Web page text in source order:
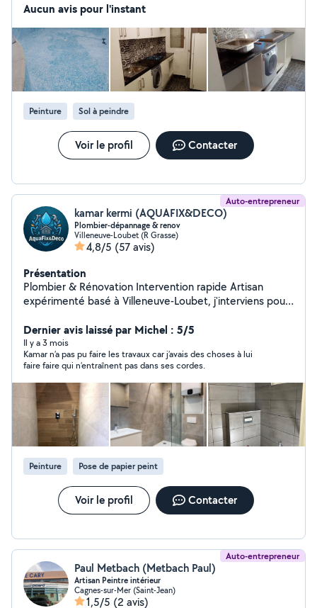
Aucun avis pour l'instant
Peinture Sol à peindre
Voir le profil Contacter
Auto-entrepreneur
kamar kermi (AQUAFIX&DECO)
Plombier-dépannage & renov
Villeneuve-Loubet (R Grasse)
4,8/5 (57 avis)
Présentation
Plombier & Rénovation Intervention rapide Artisan
expérimenté basé à Villeneuve-Loubet, j'interviens pour
peinture, en dépannage comme en projet complet.
Plomberie : Recherche et réparation de fuites
Remplacement chauffe-eau Installation sanitaire
Dépannage urgent Rénovation & peinture : Rénovation
salle de bain Pose meuble vasque / WC Travaux de
peinture soignés Petits travaux d'aménagement Mes
engagements : Intervention rapide Travail propre et
soigné Matériel professionnel Devis clair avant travaux
Sérieux, ponctuel et transparent. Je m'adapte à vos
besoins et à votre budget. Disponible et réactif.
Dernier avis laissé par Michel : 5/5
Il y a 3 mois
Kamar n’a pas pu faire les travaux car j’avais des choses à lui
faire faire qui n’entraînent pas dans ses cordes.
Peinture Pose de papier peint
Voir le profil Contacter
Auto-entrepreneur
Paul Metbach (Metbach Paul)
Artisan Peintre intérieur
Cagnes-sur-Mer (Saint-Jean)
1,5/5 (2 avis)